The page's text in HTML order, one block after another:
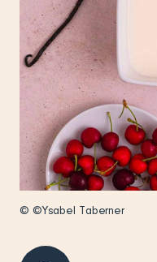
© ©Ysabel Taberner